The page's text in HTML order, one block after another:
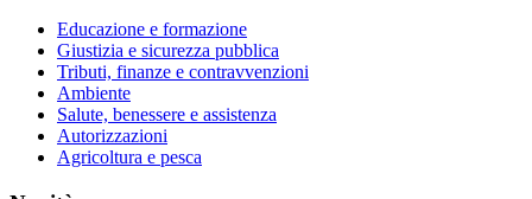
Educazione e formazione
Giustizia e sicurezza pubblica
Tributi, finanze e contravvenzioni
Ambiente
Salute, benessere e assistenza
Autorizzazioni
Agricoltura e pesca